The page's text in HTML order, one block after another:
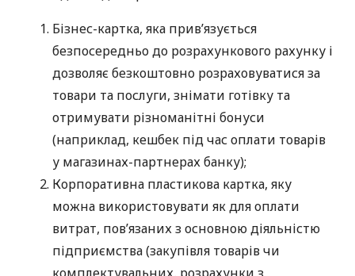
Бізнес-картка, яка прив’язується
безпосередньо до розрахункового рахунку і
дозволяє безкоштовно розраховуватися за
товари та послуги, знімати готівку та
отримувати різноманітні бонуси
(наприклад, кешбек під час оплати товарів
у магазинах-партнерах банку);
Корпоративна пластикова картка, яку
можна використовувати як для оплати
витрат, пов’язаних з основною діяльністю
підприємства (закупівля товарів чи